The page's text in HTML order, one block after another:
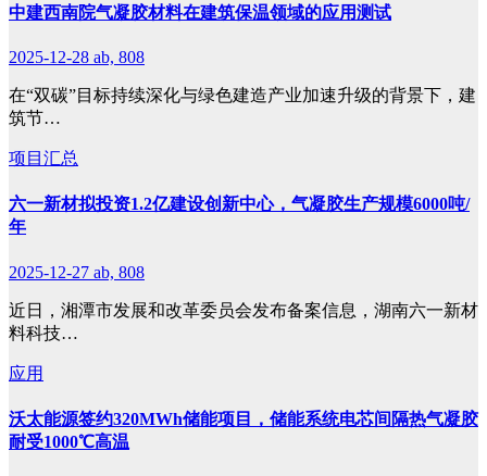
中建西南院气凝胶材料在建筑保温领域的应用测试
2025-12-28 ab, 808
在“双碳”目标持续深化与绿色建造产业加速升级的背景下，建
筑节…
项目汇总
六一新材拟投资1.2亿建设创新中心，气凝胶生产规模6000吨/
年
2025-12-27 ab, 808
近日，湘潭市发展和改革委员会发布备案信息，湖南六一新材
料科技…
应用
沃太能源签约320MWh储能项目，储能系统电芯间隔热气凝胶
耐受1000℃高温